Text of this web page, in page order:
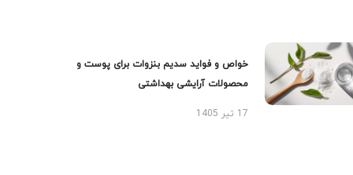
خواص و فواید سدیم بنزوات برای پوست و
محصولات آرایشی بهداشتی
17 تیر 1405